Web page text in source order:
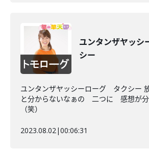
ユンタンザヤッ
シー
ユンタンザヤッシーローグ タクシー
と分からないなぁの 二つに 感想が
（笑）
2023.08.02|00:06:31